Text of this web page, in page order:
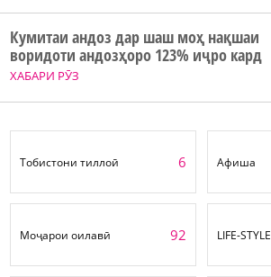
ХАБАРИ РӮЗ
Кумитаи андоз дар шаш моҳ нақшаи
воридоти андозҳоро 123% иҷро кард
Тобистони тиллоӣ 6 Афиша
Моҷарои оилавӣ 92 LIFE-STYLE